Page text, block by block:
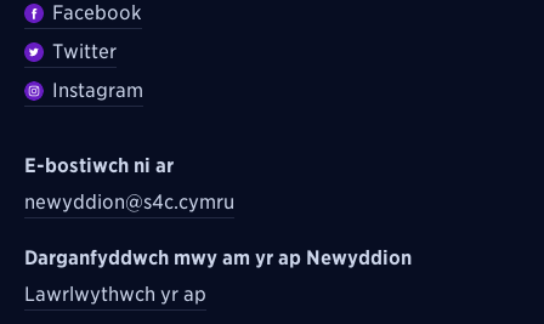
Facebook
Twitter
Instagram
E-bostiwch ni ar
newyddion@s4c.cymru
Darganfyddwch mwy am yr ap Newyddion
Lawrlwythwch yr ap